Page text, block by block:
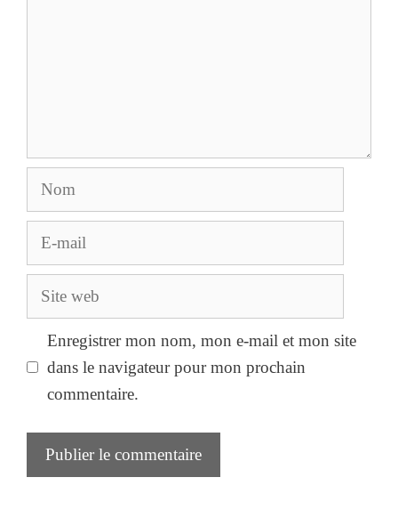
Nom
E-
Site
Enregistrer mon nom, mon e-mail et mon site
dans le navigateur pour mon prochain
commentaire.